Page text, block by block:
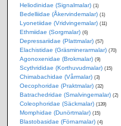
Heliodinidae (Signalmalar) (1)
Bedelliidae (Åkervindemalar) (1)
Lyonetiidae (Vridvingemalar) (11)
Ethmiidae (Sorgmalar) (6)
Depressariidae (Plattmalar) (57)
Elachistidae (Gräsminerarmalar) (70)
Agonoxenidae (Brokmalar) (9)
Scythrididae (Korthuvudmalar) (15)
Chimabachidae (Vårmalar) (3)
Oecophoridae (Praktmalar) (32)
Batrachedridae (Smalvingemalar) (2)
Coleophoridae (Säckmalar) (139)
Momphidae (Dunörtmalar) (15)
Blastobasidae (Förnamalar) (4)